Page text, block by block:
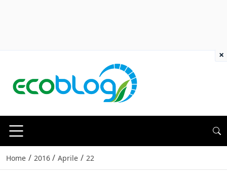
Home / 2016 / Aprile / 22
×